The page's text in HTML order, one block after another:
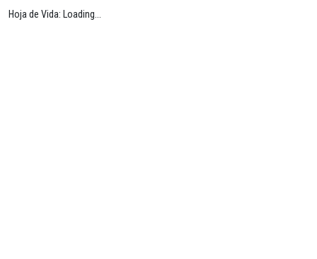
Hoja de Vida: Loading...